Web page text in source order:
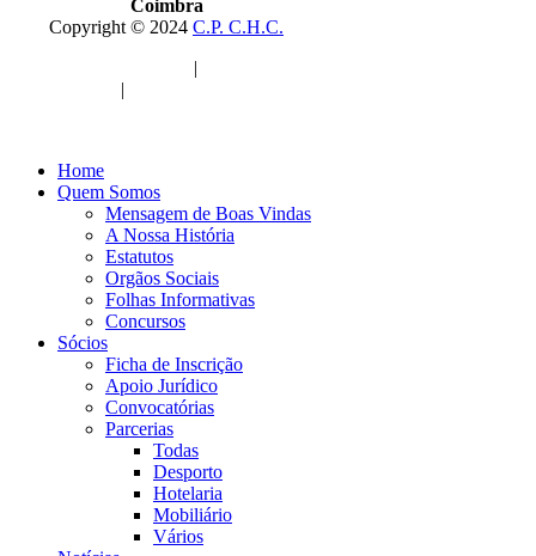
Coimbra
Copyright © 2024 C.P. C.H.C.
|
|
Home
Quem Somos
Mensagem de Boas Vindas
A Nossa História
Estatutos
Orgãos Sociais
Folhas Informativas
Concursos
Sócios
Ficha de Inscrição
Apoio Jurídico
Convocatórias
Parcerias
Todas
Desporto
Hotelaria
Mobiliário
Vários